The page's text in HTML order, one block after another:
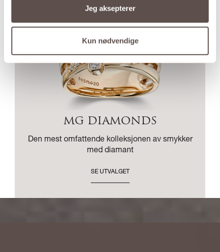
Jeg aksepterer
Kun nødvendige
MG DIAMONDS
Den mest omfattende kolleksjonen av smykker
med diamant
SE UTVALGET